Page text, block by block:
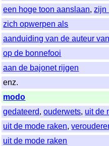
een hoge toon aanslaan,zijn
zich opwerpen als
aanduiding van de auteur
op de bonnefooi
aan de bajonet rijgen
enz.
modo
gedateerd,ouderwets, uit de
uit de mode raken,
uit de mode raken